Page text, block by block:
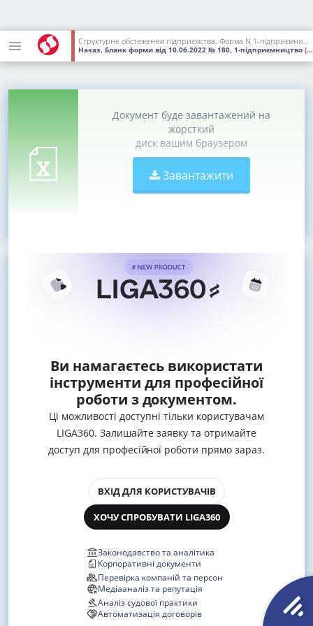
Структурне обстеження підприємства. Форма N 1-підприємництво (річна)
Наказ, Бланк форми від 10.06.2022 № 180, 1-підприємництво (Статус:
Документ буде завантажений на
жорсткий
диск вашим браузером
Завантажити
Ви намагаєтесь використати
інструменти для професійної
роботи з документом.
Ці можливості доступні тільки користувачам
LIGA360. Залишайте заявку та отримайте
доступ для професійної роботи прямо зараз.
ВХІД ДЛЯ КОРИСТУВАЧІВ
ХОЧУ СПРОБУВАТИ LIGA360
Законодавство та аналітика
Корпоративні документи
Перевірка компаній та персон
Медіааналіз та репутація
Аналіз судової практики
Автоматизація договорів